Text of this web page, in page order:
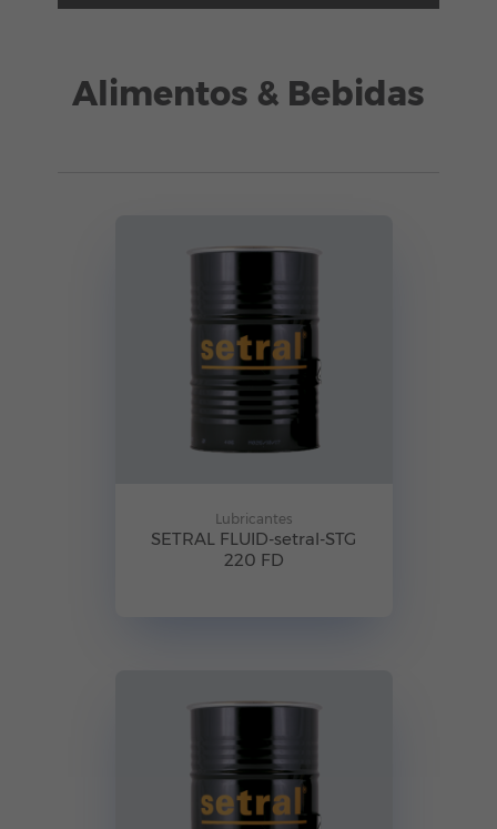
Alimentos & Bebidas
Lubricantes
SETRAL FLUID-setral-STG
220 FD